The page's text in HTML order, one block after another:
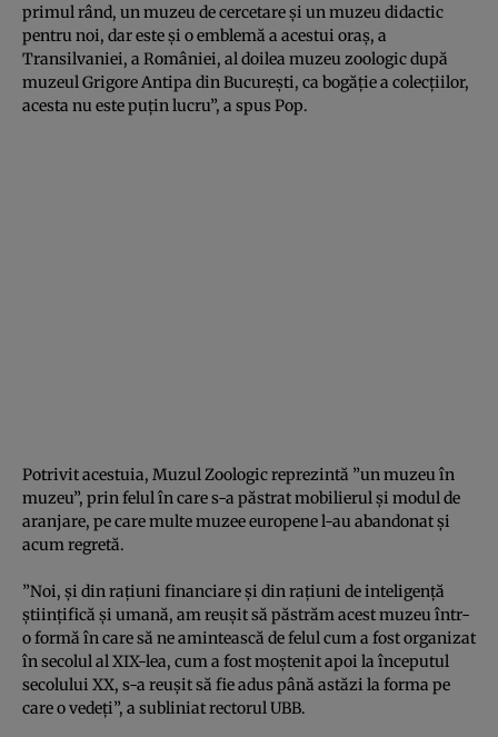
primul rând, un muzeu de cercetare şi un muzeu didactic
pentru noi, dar este şi o emblemă a acestui oraş, a
Transilvaniei, a României, al doilea muzeu zoologic după
muzeul Grigore Antipa din Bucureşti, ca bogăţie a colecţiilor,
acesta nu este puţin lucru”, a spus Pop.
Potrivit acestuia, Muzul Zoologic reprezintă ”un muzeu în
muzeu”, prin felul în care s-a păstrat mobilierul şi modul de
aranjare, pe care multe muzee europene l-au abandonat şi
acum regretă.
”Noi, şi din raţiuni financiare şi din raţiuni de inteligenţă
ştiinţifică şi umană, am reuşit să păstrăm acest muzeu într-
o formă în care să ne amintească de felul cum a fost organizat
în secolul al XIX-lea, cum a fost moştenit apoi la începutul
secolului XX, s-a reuşit să fie adus până astăzi la forma pe
care o vedeţi”, a subliniat rectorul UBB.